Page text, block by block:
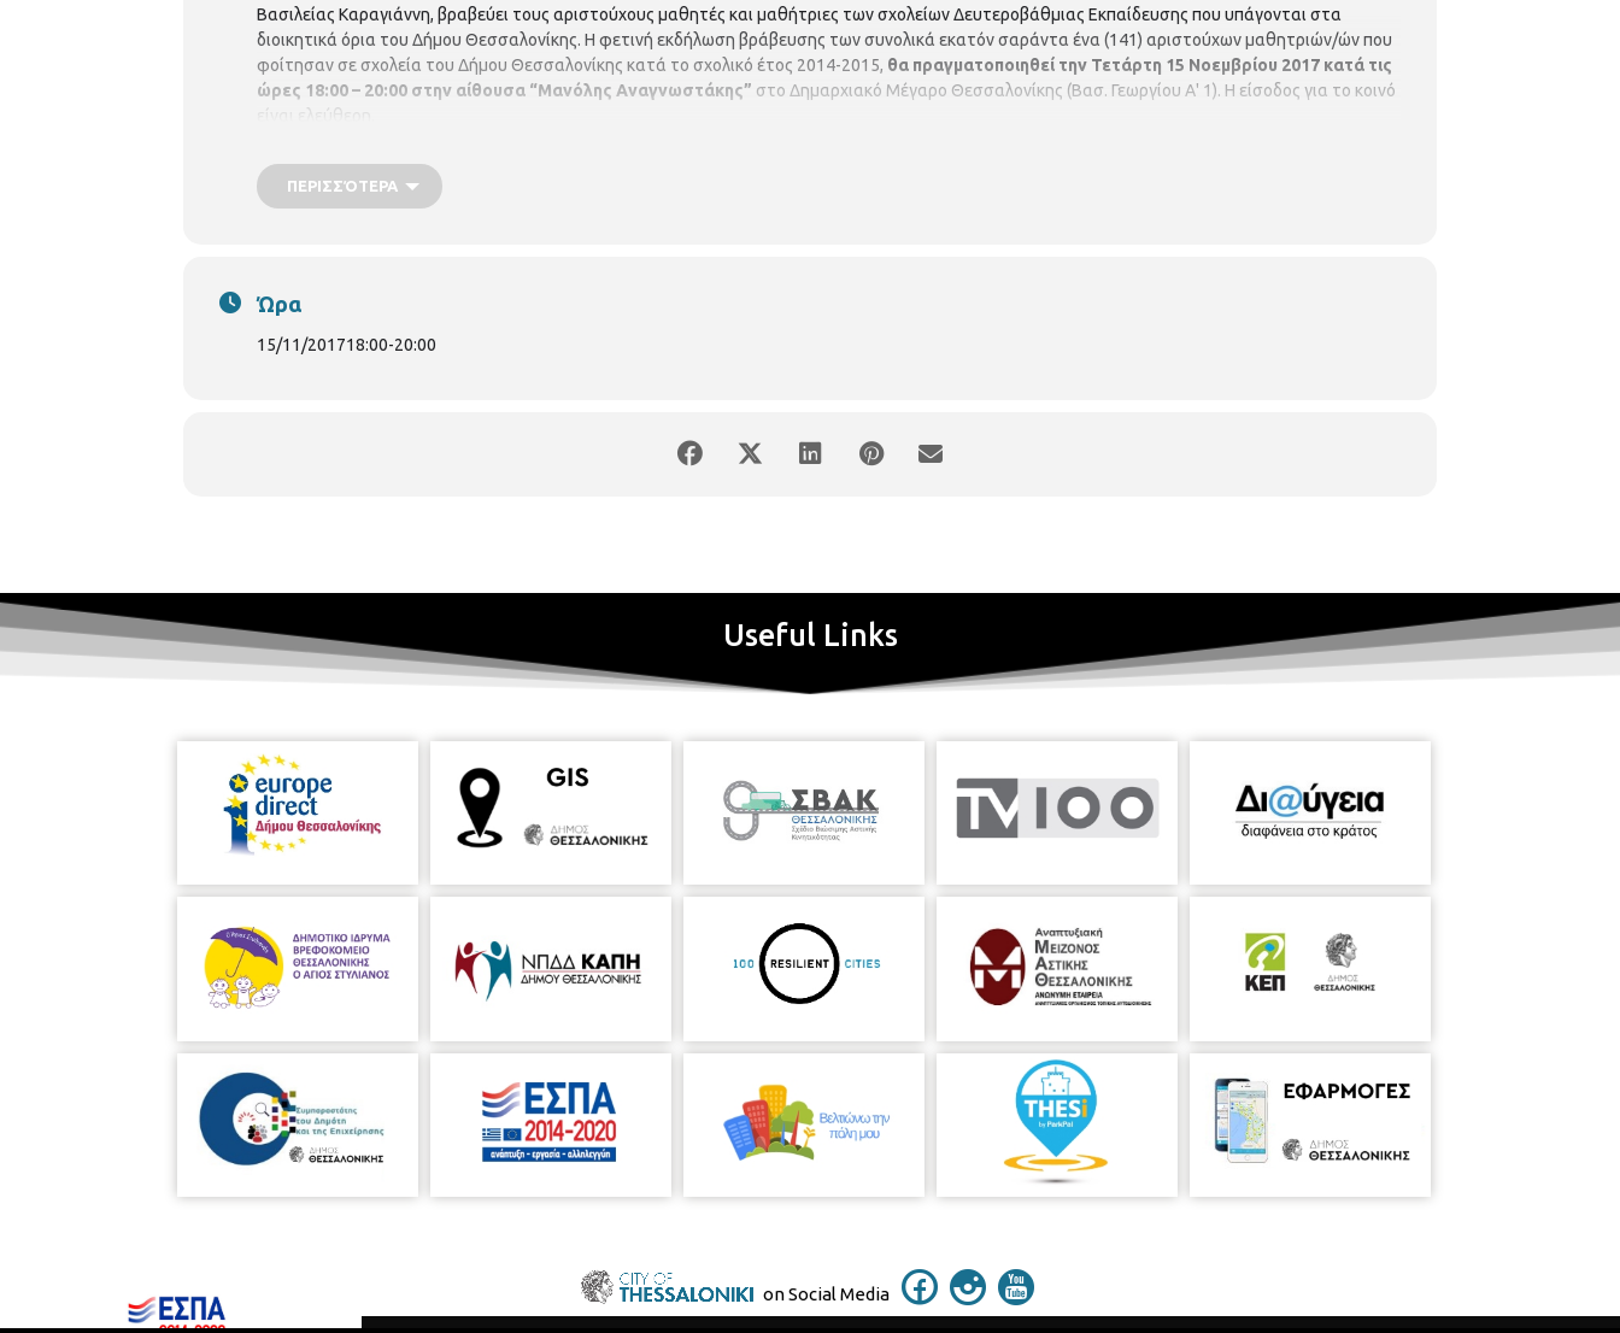
Βασιλείας Καραγιάννη, βραβεύει τους αριστούχους μαθητές και μαθήτριες των σχολείων Δευτεροβάθμιας Εκπαίδευσης που υπάγονται στα
διοικητικά όρια του Δήμου Θεσσαλονίκης. Η φετινή εκδήλωση βράβευσης των συνολικά εκατόν σαράντα ένα (141) αριστούχων µαθητριών/ών που
φοίτησαν σε σχολεία του Δήμου Θεσσαλονίκης κατά το σχολικό έτος 2014-2015, θα πραγματοποιηθεί την Τετάρτη 15 Νοεμβρίου 2017 κατά τις
ώρες 18:00 – 20:00 στην αίθουσα “Μανόλης Αναγνωστάκης” στο Δημαρχιακό Μέγαρο Θεσσαλονίκης (Βασ. Γεωργίου Α' 1). Η είσοδος για το κοινό
είναι ελεύθερη.
ΠΕΡΙΣΣΌΤΕΡΑ
Ώρα
15/11/201718:00-20:00
Useful Links
on Social Media